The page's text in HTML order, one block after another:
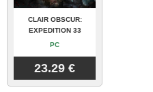
CLAIR OBSCUR:
EXPEDITION 33
PC
23.29 €